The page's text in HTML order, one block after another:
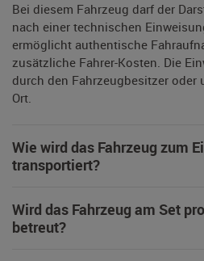
Bei diesem Fahrzeug darf der
nach einer technischen
ermöglicht authentische
zusätzliche Fahrer-Kosten. Die
durch den Fahrzeugbesitzer oder
Ort.
Wie wird das Fahrzeug zum
transportiert?
Wird das Fahrzeug am Set
betreut?